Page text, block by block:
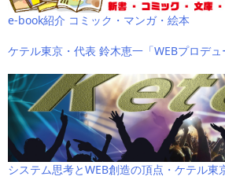
e-book紹介 コミック・マンガ・絵本
ケテル東京・代表 鈴木恵一「WEBプロデュ
システム思考とWEB創造の頂点・ケテル東